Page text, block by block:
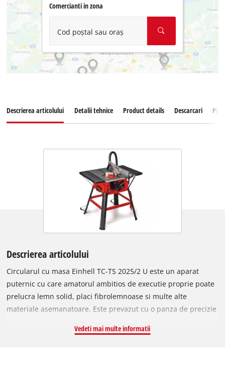
Comercianti in zona
Cod poștal sau oraș
Descrierea articolului Detalii tehnice Product details Descarcari
Descrierea articolului
Circularul cu masa Einhell TC-TS 2025/2 U este un aparat
puternic cu care amatorul ambitios de executie proprie poate
prelucra lemn solid, placi fibrolemnoase si multe alte
materiale asemanatoare. Este prevazut cu o panza de precizie
reglate usor cu o mana folosind reglajul 2 in 1 al panzei de
Vedeti mai multe informatii